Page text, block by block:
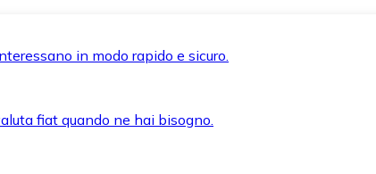
in modo rapido e sicuro.
fiat quando ne hai bisogno.